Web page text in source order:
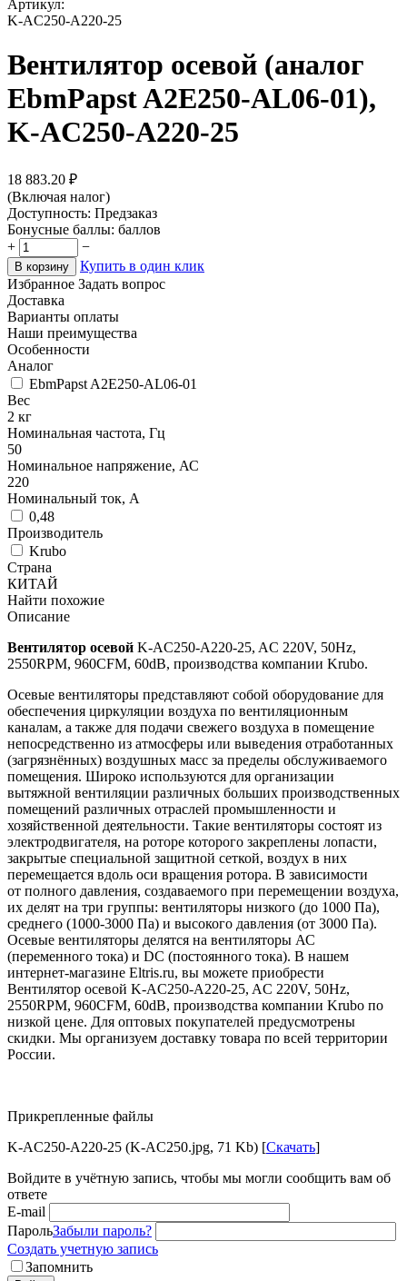
Артикул:
K-AC250-A220-25
Вентилятор осевой (аналог
EbmPapst A2E250-AL06-01),
K-AC250-A220-25
18 883.20 ₽
(Включая налог)
Доступность: Предзаказ
Бонусные баллы: баллов
+
−
В корзину
Купить в один клик
Избранное Задать вопрос
Доставка
Варианты оплаты
Наши преимущества
Особенности
Аналог
EbmPapst A2E250-AL06-01
Вес
2 кг
Номинальная частота, Гц
50
Номинальное напряжение, АС
220
Номинальный ток, А
0,48
Производитель
Krubo
Страна
КИТАЙ
Найти похожие
Описание
Вентилятор осевой K-AC250-A220-25, AC 220V, 50Hz,
2550RPM, 960CFM, 60dB, производства компании Krubo.
Осевые вентиляторы представляют собой оборудование для
обеспечения циркуляции воздуха по вентиляционным
каналам, а также для подачи свежего воздуха в помещение
непосредственно из атмосферы или выведения отработанных
(загрязнённых) воздушных масс за пределы обслуживаемого
помещения. Широко используются для организации
вытяжной вентиляции различных больших производственных
помещений различных отраслей промышленности и
хозяйственной деятельности. Такие вентиляторы состоят из
электродвигателя, на роторе которого закреплены лопасти,
закрытые специальной защитной сеткой, воздух в них
перемещается вдоль оси вращения ротора. В зависимости
от полного давления, создаваемого при перемещении воздуха,
их делят на три группы: вентиляторы низкого (до 1000 Па),
среднего (1000-3000 Па) и высокого давления (от 3000 Па).
Осевые вентиляторы делятся на вентиляторы АС
(переменного тока) и DC (постоянного тока). В нашем
интернет-магазине Eltris.ru, вы можете приобрести
Вентилятор осевой K-AC250-A220-25, AC 220V, 50Hz,
2550RPM, 960CFM, 60dB, производства компании Krubo по
низкой цене. Для оптовых покупателей предусмотрены
скидки. Мы организуем доставку товара по всей территории
России.
Прикрепленные файлы
K-AC250-A220-25 (K-AC250.jpg, 71 Kb) [Скачать]
Войдите в учётную запись, чтобы мы могли сообщить вам об
ответе
E-mail
ПарольЗабыли пароль?
Создать учетную запись
Запомнить